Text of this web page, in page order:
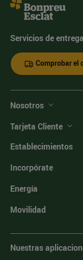
Servicios de
Comprobar el
Nosotros
Tarjeta Cliente
Establecimientos
Incorpórate
Energía
Movilidad
Nuestras